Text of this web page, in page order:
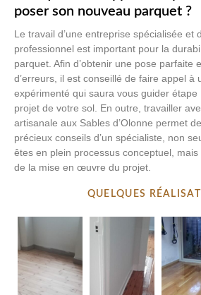
poser son nouveau parquet ?
Le travail d’une entreprise spécialisée et
professionnel est important pour la
parquet. Afin d’obtenir une pose parfaite
d’erreurs, il est conseillé de faire appel à
expérimenté qui saura vous guider étape
projet de votre sol. En outre, travailler
artisanale aux Sables d’Olonne permet
précieux conseils d’un spécialiste, non
êtes en plein processus conceptuel,
de la mise en œuvre du projet.
QUELQUES